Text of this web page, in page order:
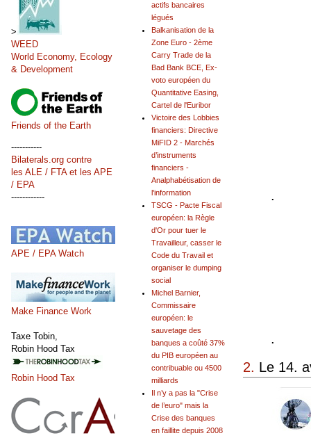
.
.
2. Le 14.
actifs bancaires
légués
Balkanisation de la
Zone Euro - 2ème
Carry Trade de la
Bad Bank BCE, Ex-
voto européen du
Quantitative Easing,
Cartel de l'Euribor
Victoire des Lobbies
financiers: Directive
MiFID 2 - Marchés
d’instruments
financiers -
Analphabétisation de
l'information
TSCG - Pacte Fiscal
européen: la Règle
d'Or pour tuer le
Travailleur, casser le
Code du Travail et
organiser le dumping
social
Michel Barnier,
Commissaire
européen: le
sauvetage des
banques a coûté 37%
du PIB européen au
contribuable ou 4500
milliards
Il n’y a pas la "Crise
de l’euro" mais la
Crise des banques
en faillite depuis 2008
>
WEED
World Economy, Ecology
& Development
Friends of the Earth
-----------
Bilaterals.org contre
les ALE / FTA et les APE
/ EPA
------------
APE / EPA Watch
Make Finance Work
Taxe Tobin,
Robin Hood Tax
Robin Hood Tax